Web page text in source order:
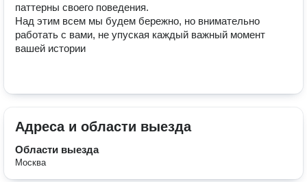
паттерны своего поведения.
Над этим всем мы будем бережно, но внимательно
работать с вами, не упуская каждый важный момент
вашей истории
Адреса и области выезда
Области выезда
Москва